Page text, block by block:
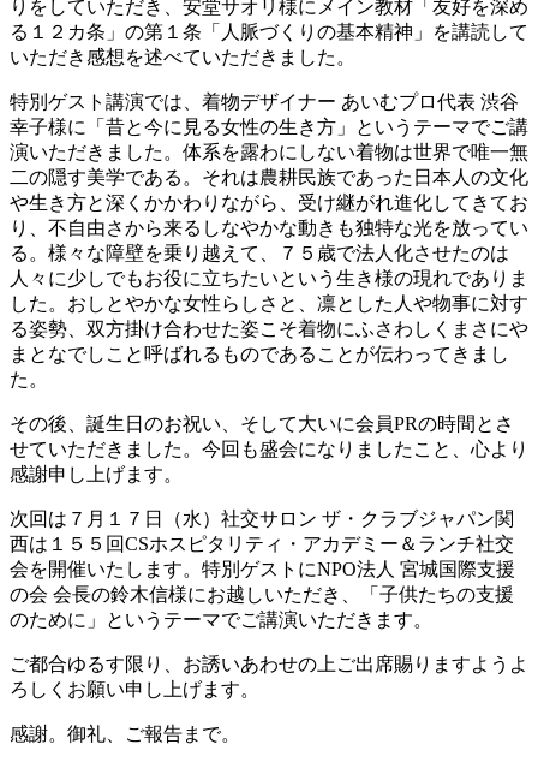
りをしていただき、安堂サオリ様にメイン教材「友好を深め
る１２カ条」の第１条「人脈づくりの基本精神」を講読して
いただき感想を述べていただきました。
特別ゲスト講演では、着物デザイナー あいむプロ代表 渋谷
幸子様に「昔と今に見る女性の生き方」というテーマでご講
演いただきました。体系を露わにしない着物は世界で唯一無
二の隠す美学である。それは農耕民族であった日本人の文化
や生き方と深くかかわりながら、受け継がれ進化してきてお
り、不自由さから来るしなやかな動きも独特な光を放ってい
る。様々な障壁を乗り越えて、７５歳で法人化させたのは
人々に少しでもお役に立ちたいという生き様の現れでありま
した。おしとやかな女性らしさと、凛とした人や物事に対す
る姿勢、双方掛け合わせた姿こそ着物にふさわしくまさにや
まとなでしこと呼ばれるものであることが伝わってきまし
た。
その後、誕生日のお祝い、そして大いに会員PRの時間とさ
せていただきました。今回も盛会になりましたこと、心より
感謝申し上げます。
次回は７月１７日（水）社交サロン ザ・クラブジャパン関
西は１５５回CSホスピタリティ・アカデミー＆ランチ社交
会を開催いたします。特別ゲストにNPO法人 宮城国際支援
の会 会長の鈴木信様にお越しいただき、「子供たちの支援
のために」というテーマでご講演いただきます。
ご都合ゆるす限り、お誘いあわせの上ご出席賜りますようよ
ろしくお願い申し上げます。
感謝。御礼、ご報告まで。